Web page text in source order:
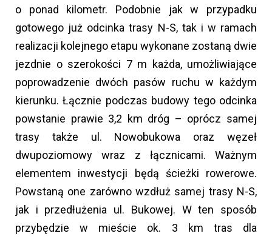
o ponad kilometr. Podobnie jak w przypadku
gotowego już odcinka trasy N-S, tak i w ramach
realizacji kolejnego etapu wykonane zostaną dwie
jezdnie o szerokości 7 m każda, umożliwiające
poprowadzenie dwóch pasów ruchu w każdym
kierunku. Łącznie podczas budowy tego odcinka
powstanie prawie 3,2 km dróg – oprócz samej
trasy także ul. Nowobukowa oraz węzeł
dwupoziomowy wraz z łącznicami. Ważnym
elementem inwestycji będą ścieżki rowerowe.
Powstaną one zarówno wzdłuż samej trasy N-S,
jak i przedłużenia ul. Bukowej. W ten sposób
przybędzie w mieście ok. 3 km tras dla